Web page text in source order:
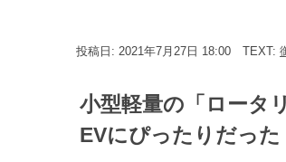
投稿日: 2021年7月27日 18:00 TEXT:
小型軽量の「ロータ
EVにぴったりだった